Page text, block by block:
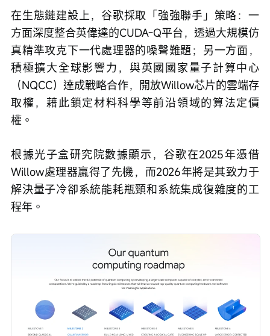
在生態鏈建設上，谷歌採取「強強聯手」策略：一
方面深度整合英偉達的CUDA-Q平台，透過大規模仿
真精準攻克下一代處理器的噪聲難題；另一方面，
積極擴大全球影響力，與英國國家量子計算中心
（NQCC）達成戰略合作，開放Willow芯片的雲端存
取權，藉此鎖定材料科學等前沿領域的算法定價
權。
根據光子盒研究院數據顯示，谷歌在2025年憑借
Willow處理器贏得了先機，而2026年將是其致力于
解決量子冷卻系統能耗瓶頸和系統集成復雜度的工
程年。